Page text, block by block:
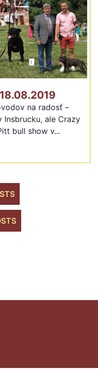
na radosť –
Insbrucku, ale Crazy
bull show v...